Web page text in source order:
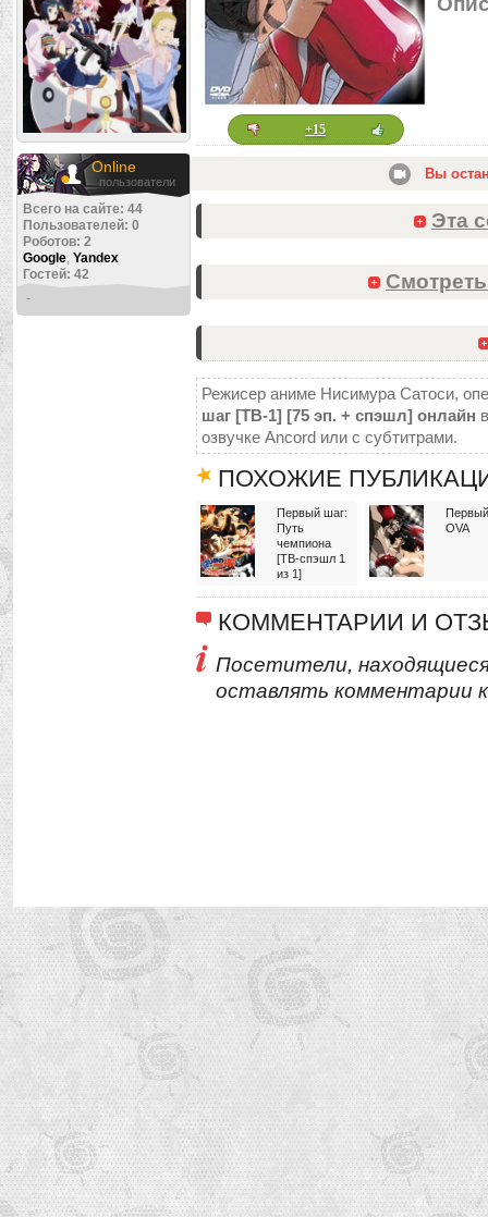
Online
пользователи
Всего на сайте: 44
Пользователей: 0
Роботов: 2
Google, Yandex
Гостей: 42
-
+15
Вы
Эта
Режисер аниме Нисимура Сатоси,
шаг [ТВ-1] [75 эп. + спэшл] онлайн
озвучке Ancord или с субтитрами.
ПОХОЖИЕ
Первый шаг:
Путь
чемпиона
[ТВ-спэшл 1
из 1]
OVA
КОММЕНТАРИИ И
Посетители,
оставлять комментарии